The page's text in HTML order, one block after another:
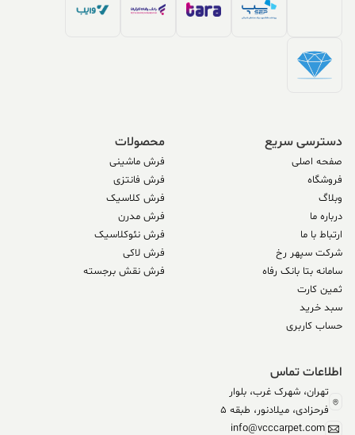
دسترسی سریع
صفحه اصلی
فروشگاه
وبلاگ
درباره ما
ارتباط با ما
شرکت سپهر رخ
سامانه بتا بانک رفاه
ثمین کارت
سبد خرید
حساب کاربری
محصولات
فرش ماشینی
فرش فانتزی
فرش کلاسیک
فرش مدرن
فرش نئوکلاسیک
فرش لاکی
فرش نقش برجسته
اطلاعات تماس
تهران، شهرک غرب، بلوار
فرحزادی، میلادنور، طبقه 5
info@vcccarpet.com